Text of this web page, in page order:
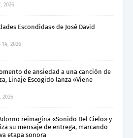
2026
Escondidas» de José David
2026
de ansiedad a una canción de
Linaje Escogido lanza «Viene
2026
reimagina «Sonido Del Cielo» y
su mensaje de entrega, marcando
etapa sonora